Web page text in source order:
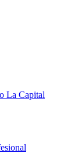
La Capital